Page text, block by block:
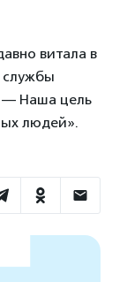
витала в
службы
— Наша цель
людей».